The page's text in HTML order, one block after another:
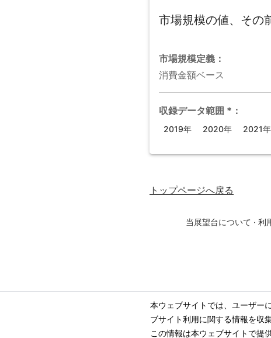
本ウェブサイトでは、ユーザー
ブサイト利用に関する情報を収
この情報は本ウェブサイトで提
市場規模の値、その
市場規模定義：
消費金額ベース
収録データ範囲 * ：
2019年 2020年 2021年
トップページへ戻る
当展望台について · 利